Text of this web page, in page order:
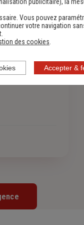
Vous pouvez
votre navigation
des cookies
Accepter &